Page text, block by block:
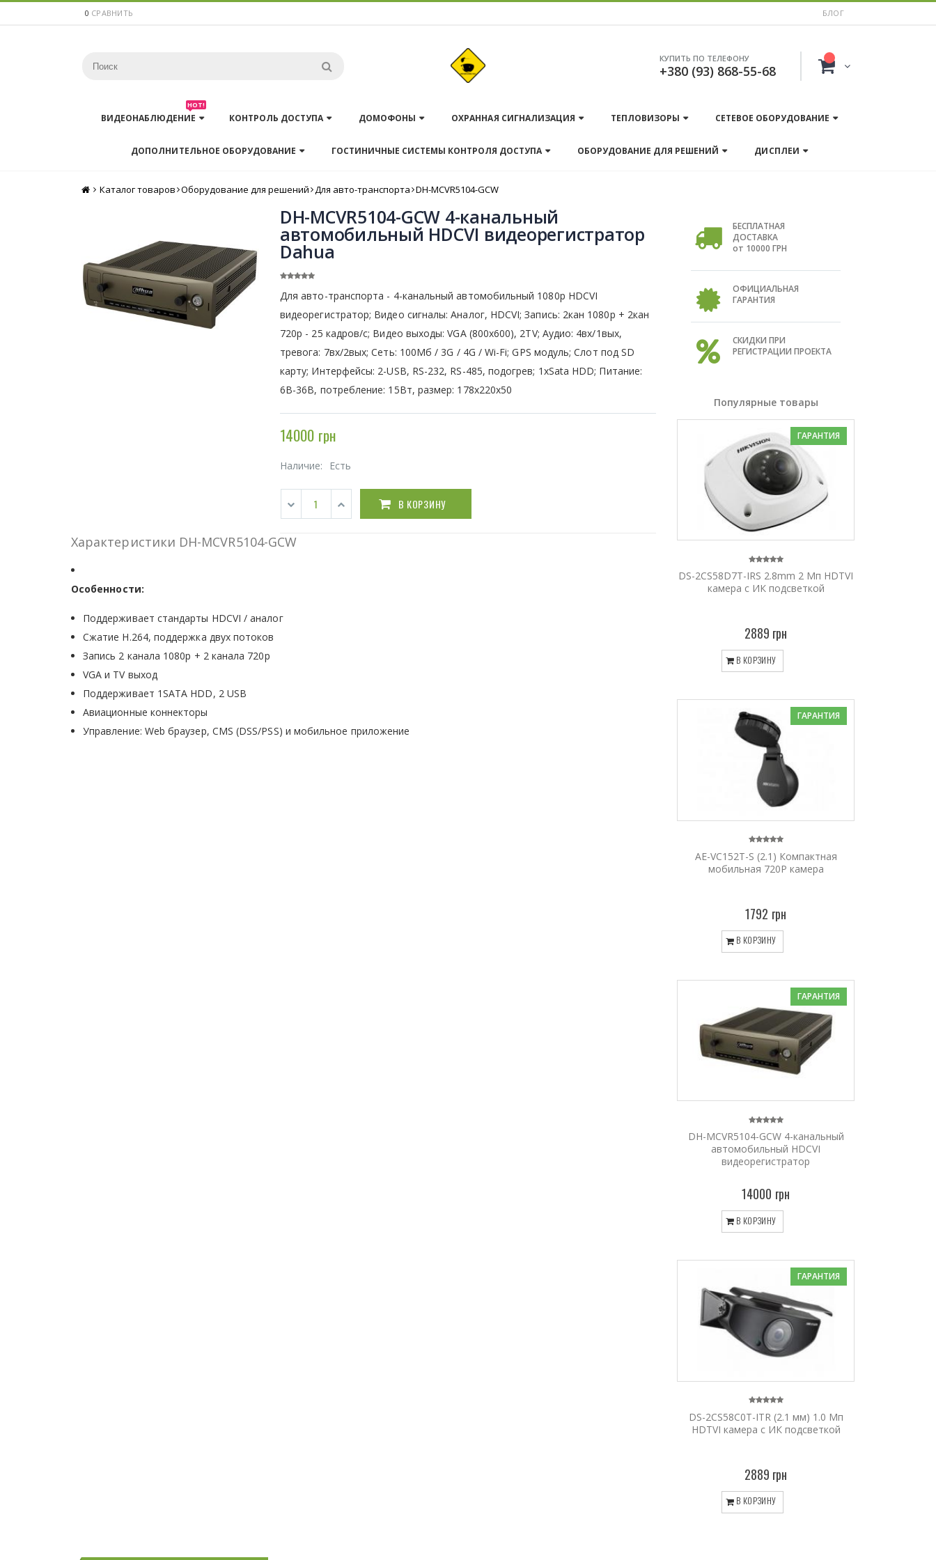
0 СРАВНИТЬ БЛОГ
КУПИТЬ ПО ТЕЛЕФОНУ
+380 (93) 868-55-68
ВИДЕОНАБЛЮДЕНИЕ
HOT!
КОНТРОЛЬ ДОСТУПА ДОМОФОНЫ ОХРАННАЯ СИГНАЛИЗАЦИЯ ТЕПЛОВИЗОРЫ СЕТЕВОЕ ОБОРУДОВАНИЕ
ДОПОЛНИТЕЛЬНОЕ ОБОРУДОВАНИЕ ГОСТИНИЧНЫЕ СИСТЕМЫ КОНТРОЛЯ ДОСТУПА ОБОРУДОВАНИЕ ДЛЯ РЕШЕНИЙ ДИСПЛЕИ
Главная
Каталог товаров Оборудование для решений Для авто-транспорта DH-MCVR5104-GCW
DH-MCVR5104-GCW 4-канальный
автомобильный HDCVI видеорегистратор
Dahua
Для авто-транспорта - 4-канальный автомобильный 1080p HDCVI
видеорегистратор; Видео сигналы: Аналог, HDCVI; Запись: 2кан 1080р + 2кан
720р - 25 кадров/с; Видео выходы: VGA (800x600), 2TV; Аудио: 4вх/1вых,
тревога: 7вх/2вых; Сеть: 100Мб / 3G / 4G / Wi-Fi; GPS модуль; Слот под SD
карту; Интерфейсы: 2-USB, RS-232, RS-485, подогрев; 1xSata HDD; Питание:
6В-36В, потребление: 15Вт, размер: 178х220х50
14000 грн
Наличие: Есть
В КОРЗИНУ
Характеристики DH-MCVR5104-GCW
Особенности:
Поддерживает стандарты HDCVI / аналог
Сжатие H.264, поддержка двух потоков
Запись 2 канала 1080р + 2 канала 720р
VGA и TV выход
Поддерживает 1SATA HDD, 2 USB
Авиационные коннекторы
Управление: Web браузер, CMS (DSS/PSS) и мобильное приложение
БЕСПЛАТНАЯ
ДОСТАВКА
от 10000 ГРН
ОФИЦИАЛЬНАЯ
ГАРАНТИЯ
СКИДКИ ПРИ
РЕГИСТРАЦИИ ПРОЕКТА
Популярные товары
ГАРАНТИЯ
DS-2CS58D7T-IRS 2.8mm 2 Мп HDTVI
камера с ИК подсветкой
2889 грн
В КОРЗИНУ
ГАРАНТИЯ
AE-VC152T-S (2.1) Компактная
мобильная 720P камера
1792 грн
В КОРЗИНУ
ГАРАНТИЯ
DH-MCVR5104-GCW 4-канальный
автомобильный HDCVI
видеорегистратор
14000 грн
В КОРЗИНУ
ГАРАНТИЯ
DS-2CS58C0T-ITR (2.1 мм) 1.0 Мп
HDTVI камера с ИК подсветкой
2889 грн
В КОРЗИНУ